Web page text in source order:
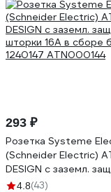
293 ₽
Розетка Systeme
(Schneider Electric)
DESIGN с заземл.
шторки 16А в сборе
4.8(43)